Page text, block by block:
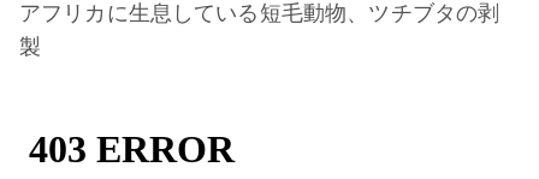
アフリカに生息している短毛動物、ツチブタの剥
製